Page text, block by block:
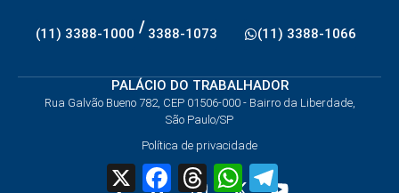
(11) 3388-1000 / 3388-1073 (11) 3388-1066
PALÁCIO DO TRABALHADOR
Rua Galvão Bueno 782, CEP 01506-000 - Bairro da Liberdade,
São Paulo/SP
Política de privacidade
X FacebookThreadsWhatsApp